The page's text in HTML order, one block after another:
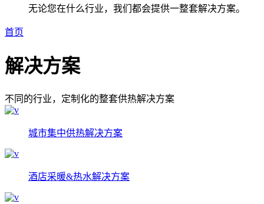
无论您在什么行业，我们都会提供一整套解决方案。
首页
解决方案
不同的行业，定制化的整套供热解决方案
城市集中供热解决方案
酒店采暖&热水解决方案